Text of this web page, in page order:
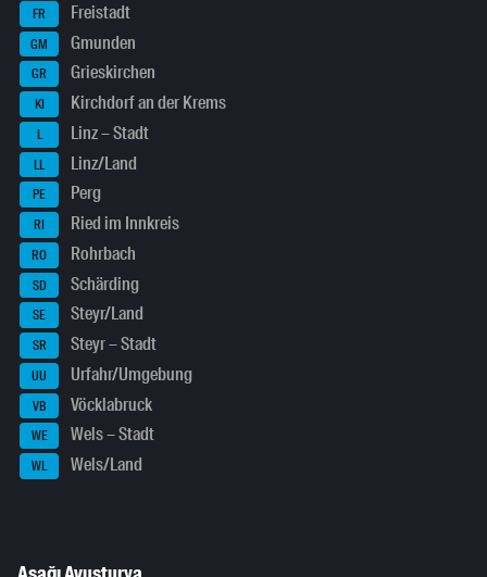
FR Freistadt
GM Gmunden
GR Grieskirchen
KI Kirchdorf an der Krems
L Linz – Stadt
LL Linz/Land
PE Perg
RI Ried im Innkreis
RO Rohrbach
SD Schärding
SE Steyr/Land
SR Steyr – Stadt
UU Urfahr/Umgebung
VB Vöcklabruck
WE Wels – Stadt
WL Wels/Land